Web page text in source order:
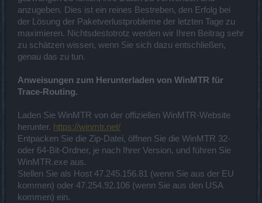
anzugeben. Dies ist ein reines Bestreben, den Erfolg bei
der Lösung der Paketverlustprobleme der letzten Tage zu
maximieren. Nichtsdestotrotz werden wir Ihren Beitrag sehr
zu schätzen wissen, wenn Sie sich dazu entschließen,
genau das zu tun.
Anweisungen zum Herunterladen von WinMTR für
Trace-Routing.
Laden Sie WinMTR von der offiziellen WinMTR-Website
herunter. https://winmtr.net/
Entpacken Sie die Zip-Datei, öffnen Sie die WinMTR 32-
oder 64-Bit-Ordner, je nach Ihrer Version, und führen Sie
WinMTR.exe aus.
Stellen Sie als Host 47.245.156.81 (wenn Sie aus der EU
kommen) oder 47.254.92.106 (wenn Sie aus den USA
kommen) ein.